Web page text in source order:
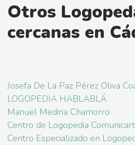
Otros
cercanas en
Josefa De La Paz Pérez Oliva
LOGOPEDIA HABLABLÁ
Manuel Medina Chamorro
Centro de Logopedia
Centro Especializado en